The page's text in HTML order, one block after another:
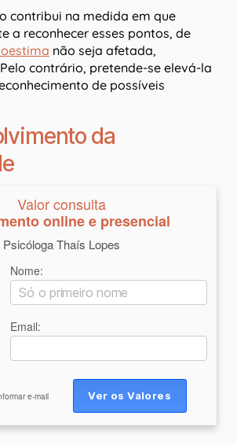
contribui na medida em que
a reconhecer esses pontos, de
não seja afetada,
contrário, pretende-se elevá-la
de possíveis
da
Valor consulta
online e presencial
Psicóloga Thaís Lopes
Nome:
Email:
e-mail